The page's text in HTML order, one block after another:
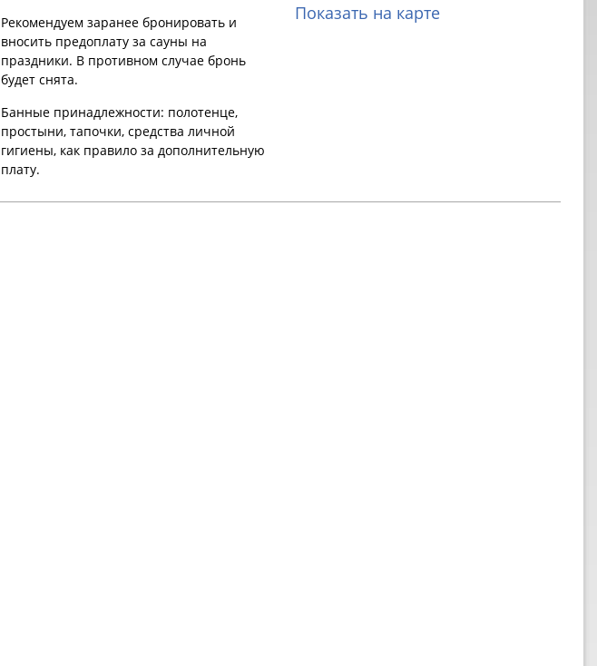
Рекомендуем заранее бронировать и
вносить предоплату за cауны на
праздники. В противном случае бронь
будет снята.
Банные принадлежности: полотенце,
простыни, тапочки, средства личной
гигиены, как правило за дополнительную
плату.
Показать на карте